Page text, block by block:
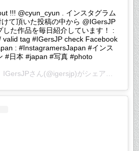
!!! @cyun_cyun . インスタグラム
て頂いた投稿の中から @IGersJP
した作品を毎日紹介しています！ :
valid tag #IGersJP check Facebook
: #InstagramersJapan #インス
#日本 #japan #写真 #photo
IGersJPさん(@igersjp)がシェアした投稿 –